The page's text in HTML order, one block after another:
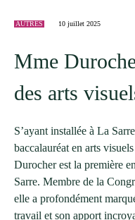
AUTRES 10 juillet 2025
Mme
des arts
S’ayant installée à La
baccalauréat en arts
Durocher est la première
Sarre. Membre de la
elle a profondément
travail et son apport